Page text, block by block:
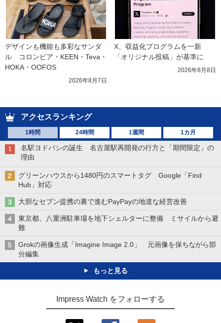
デザインも機能も多彩なサンダ
ル　コロンビア・KEEN・Teva・
HOKA・OOFOS
2026年8月7日
X、収益化プログラムを一新
「オリジナル投稿」が基準に
2026年8月8日
アクセスランキング
1時間 24時間 1週間 1カ月
名駅ヨドバシの誕生 名古屋駅再開発の行方と「期間限定」の
理由
グリーンハウスから1480円のスマートタグ Google「Find
Hub」対応
大胆なセブン提携の裏で進むPayPayの地道な経営改善
東京都、八重洲駐車場を地下シェルターに整備 ミサイルから避
難
Grokの画像生成「Imagine Image 2.0」 元画像を保ちながら部
分編集
もっと見る
Impress Watch をフォローする